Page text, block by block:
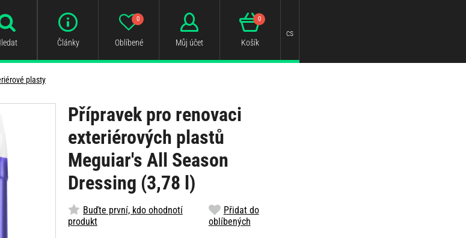
Články Oblíbené
0
Můj účet Košík
0
cs
plasty
Přípravek pro renovaci
exteriérových plastů
Meguiar's All Season
Dressing (3,78 l)
Buďte první, kdo ohodnotí
produkt
Přidat do
oblíbených